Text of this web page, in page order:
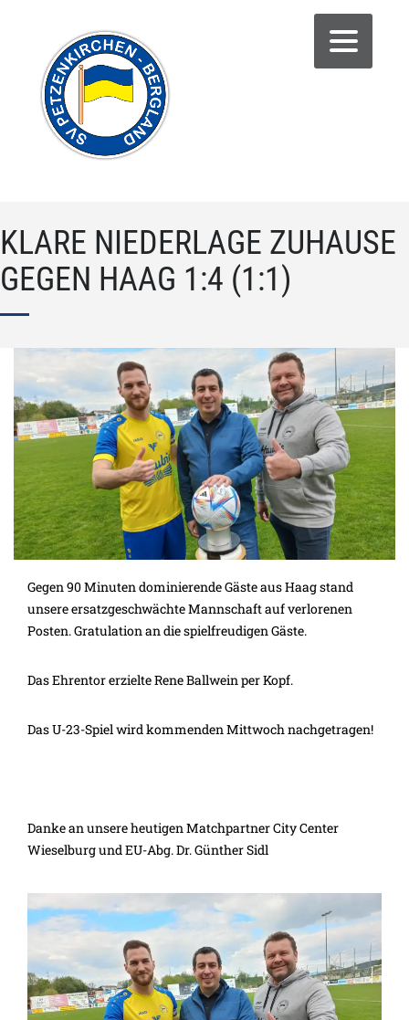
KLARE NIEDERLAGE ZUHAUSE
GEGEN HAAG 1:4 (1:1)
Gegen 90 Minuten dominierende Gäste aus Haag stand
unsere ersatzgeschwächte Mannschaft auf verlorenen
Posten. Gratulation an die spielfreudigen Gäste.
Das Ehrentor erzielte Rene Ballwein per Kopf.
Das U-23-Spiel wird kommenden Mittwoch nachgetragen!
Danke an unsere heutigen Matchpartner City Center
Wieselburg und EU-Abg. Dr. Günther Sidl